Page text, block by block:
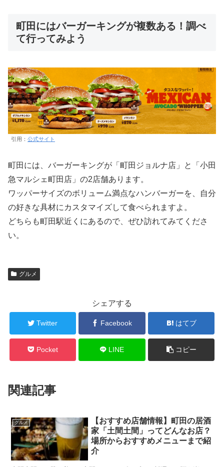
町田にはバーガーキングが複数ある！調べ
て行ってみよう
引用： 公式サイト
町田には、バーガーキングが「町田ジョルナ店」と「小田
急マルシェ町田店」の2店舗あります。
ワッパーサイズのボリューム満点なハンバーガーを、自分
の好きな具材にカスタマイズして食べられますよ。
どちらも町田駅近くにあるので、ぜひ訪れてみてくださ
い。
グルメ
シェアする
Twitter Facebook はてブ
Pocket LINE コピー
関連記事
グルメ
【おすすめ店舗情報】町田の居酒
家「土間土間」ってどんなお店？
場所からおすすめメニューまで紹
介